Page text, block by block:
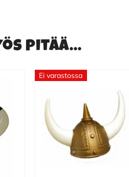
pitää...
Ei varastossa